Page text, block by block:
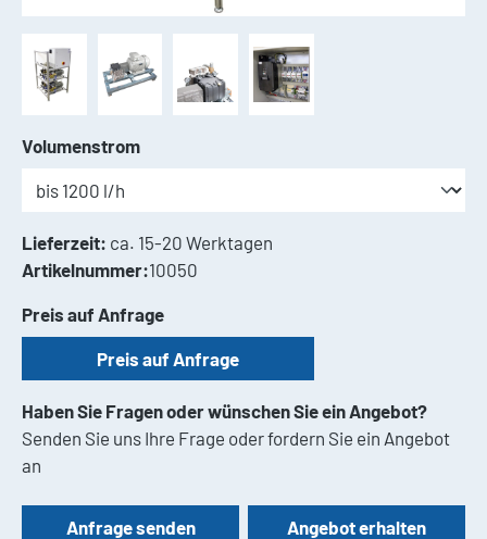
Lieferzeit: ca. 15-20 Werktagen
Artikelnummer:10050
Volumenstromauswählen
Preis auf Anfrage
Preis auf Anfrage
Haben Sie Fragen oder wünschen Sie ein Angebot?
Senden Sie uns Ihre Frage oder fordern Sie ein Angebot
an
Anfrage senden Angebot erhalten